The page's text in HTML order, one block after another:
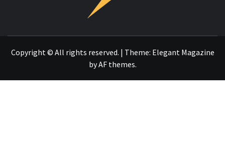
Copyright © All rights reserved. | Theme: Elegant Magazine
byAF themes.